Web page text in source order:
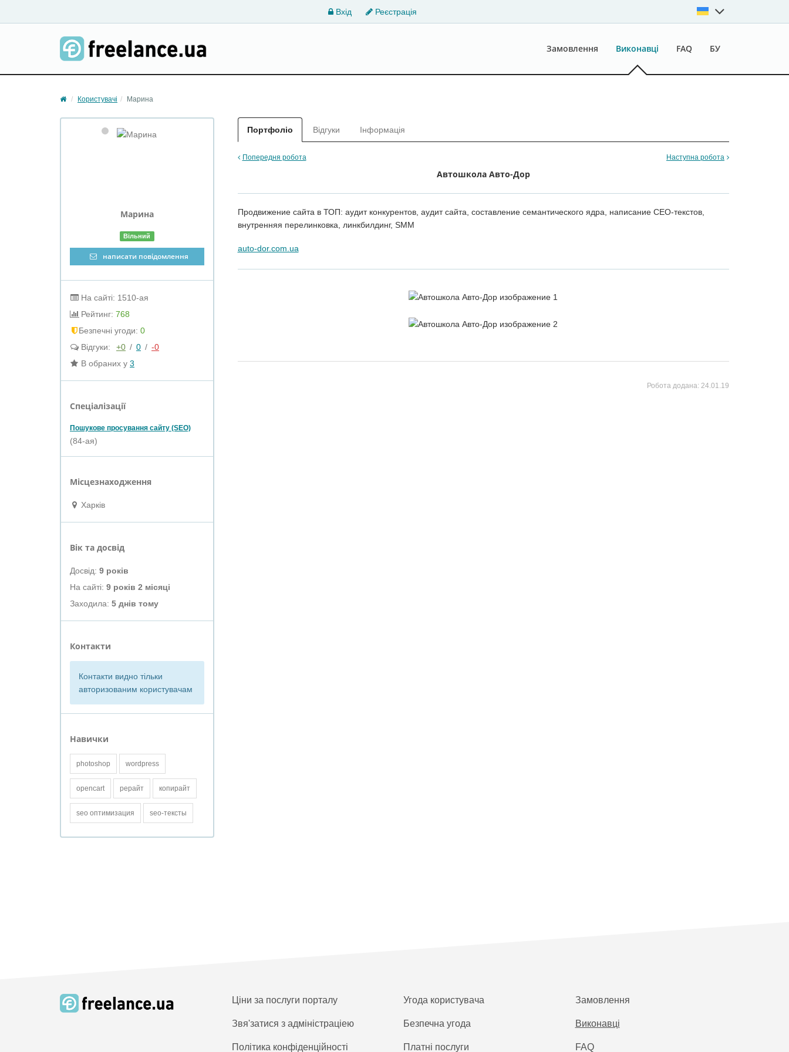
Вхід Реєстрація
Замовлення Виконавці FAQ БУ
Користувачі Марина
Марина
Вільний
написати повідомлення
На сайті: 1510-ая
Рейтинг: 768
Безпечні угоди: 0
Відгуки:
+0 / 0 / -0
В обраних у 3
Спеціалізації
Пошукове просування сайту (SEO)
(84-ая)
Місцезнаходження
Харків
Вік та досвід
Досвід: 9 років
На сайті: 9 років 2 місяці
Заходила: 5 днів тому
Контакти
Контакти видно тільки
авторизованим користувачам
Навички
photoshop wordpress
opencart рерайт копирайт
seo оптимизация seo-тексты
Портфоліо Відгуки Інформація
Попередня робота Наступна робота
Автошкола Авто-Дор
Продвижение сайта в ТОП: аудит конкурентов, аудит сайта, составление семантического ядра, написание СЕО-текстов,
внутренняя перелинковка, линкбилдинг, SMM
auto-dor.com.ua
Робота додана: 24.01.19
Ціни за послуги порталу
Звя'затися з адміністраціею
Політика конфіденційності
Угода користувача
Безпечна угода
Платнi послуги
Замовлення
Виконавці
FAQ